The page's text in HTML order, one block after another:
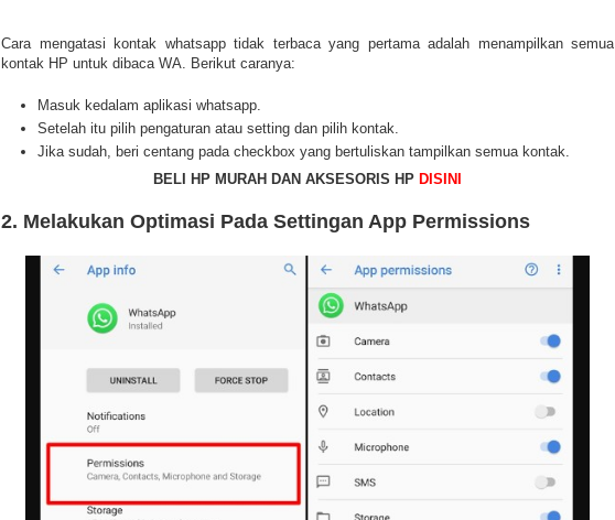
Cara mengatasi kontak whatsapp tidak terbaca yang pertama adalah menampilkan semua
kontak HP untuk dibaca WA. Berikut caranya:
Masuk kedalam aplikasi whatsapp.
Setelah itu pilih pengaturan atau setting dan pilih kontak.
Jika sudah, beri centang pada checkbox yang bertuliskan tampilkan semua kontak.
BELI HP MURAH DAN AKSESORIS HP DISINI
2. Melakukan Optimasi Pada Settingan App Permissions